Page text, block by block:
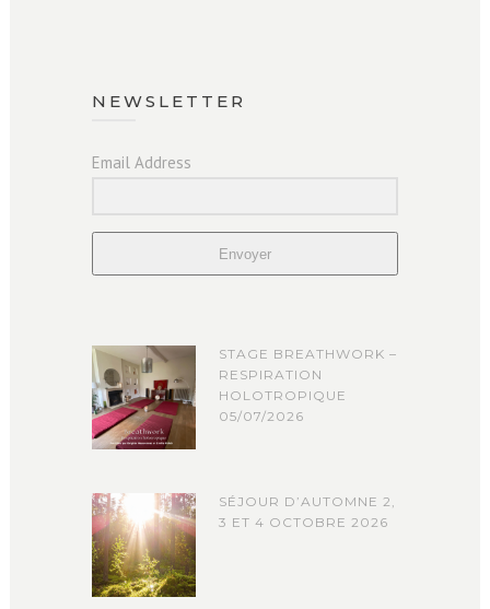
NEWSLETTER
Email Address
Envoyer
STAGE BREATHWORK –
RESPIRATION
HOLOTROPIQUE
05/07/2026
SÉJOUR D’AUTOMNE 2,
3 ET 4 OCTOBRE 2026